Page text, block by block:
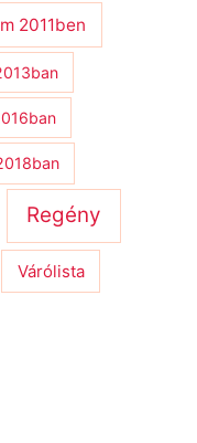
2011ben
Regény
Várólista